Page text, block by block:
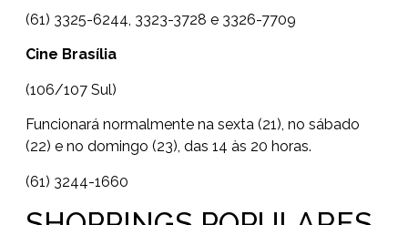
(61) 3325-6244, 3323-3728 e 3326-7709
Cine Brasília
(106/107 Sul)
Funcionará normalmente na sexta (21), no sábado
(22) e no domingo (23), das 14 às 20 horas.
(61) 3244-1660